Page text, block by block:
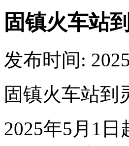
固镇火车站
发布时间:
固镇火车站到
2025年5 月 1 日